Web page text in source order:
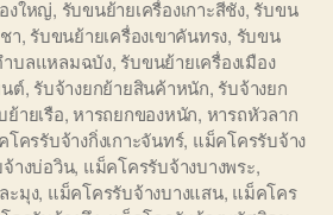
งใหญ่, รับขนย้ายเครื่องเกาะสีชัง, รับขน
า, รับขนย้ายเครื่องเขาคันทรง, รับขน
ำบลแหลมฉบัง, รับขนย้ายเครื่องเมือง
ต์, รับจ้างยกย้ายสินค้าหนัก, รับจ้างยก
ย้ายเรือ,หารถยกของหนัก, หารถหัวลาก
โครรับจ้างกิ่งเกาะจันทร์, แม็คโครรับจ้าง
างบ่อวิน, แม็คโครรับจ้างบางพระ,
ะมุง, แม็คโครรับจ้างบางแสน, แม็คโคร